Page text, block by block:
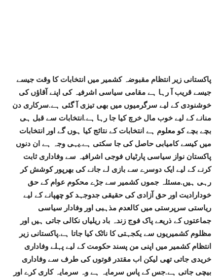
پاکستانی زیر انتظام مقبوضہ کشمیر میں انتخابات کا وقت جیسے
جیسے قریب آ رہا ہے مقامی سیاسی اشرفیہ کی اپنے آقاؤں کی
خوشنودی کے لیے سرگرمیوں میں بھی تیزی آ گئی ہے.سرکاری دن
منانے کے لیے خوب مال خرچ کیا جا رہا ہے.انتخابات سے قبل ہی
بچے بچے کو معلوم ہے انتخابات کے نتائج کیا ہوں گے اور انتخابات
میں کیسے کامیابی حاصل کی جا سکتی ہے.یہی وجہ ہے ان دنوں
پاکستان نواز سیاسی پارٹیاں فوجی اشرافیہ سے وفاداری ثابت
کرنے کے لیے ایک دوسرے سے بازی لے جانے کی بھرپور کوشش کر
رہی ہیں.مسئلہ جموں کشمیر سے جڑے محکوم عوام کے حق
خودارادیت اور حق آزادی کی حقیقی جدوجہد کو چھپانے کے لیے
ریاستی سرپرستی میں کالعدم مذہبی اور وفادار سیاسی
جماعتوں کے ذریعے پاک فوج زندہ باد ریلیاں نکالی جاتی ہیں اور
مظلوم کشمیریوں سے یکجہتی کا ناٹک کیا جاتا ہے.پاکستانی زیر
انتظام کشمیر میں اپنی من پسند حکومت کے لیے پہلے وفاداری
خریدی جاتی تھی لیکن اب مقتدر قوتوں کی طرف سے وفاداری
بیچی جاتی ہے.جس کے پاس سرمایہ ہے وہ سرمایہ کاری کرے اور